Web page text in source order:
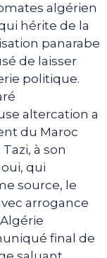
algérien
hérite de la
panarabe
de laisser
politique.
altercation a
du Maroc
à son
qui
source, le
arrogance
final de